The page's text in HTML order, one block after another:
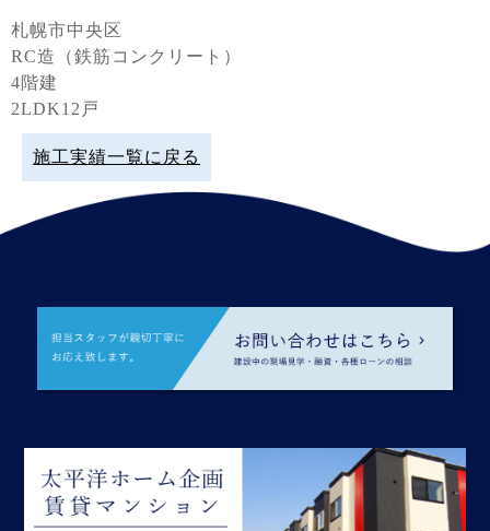
札幌市中央区
RC造（鉄筋コンクリート）
4階建
2LDK12戸
施工実績一覧に戻る